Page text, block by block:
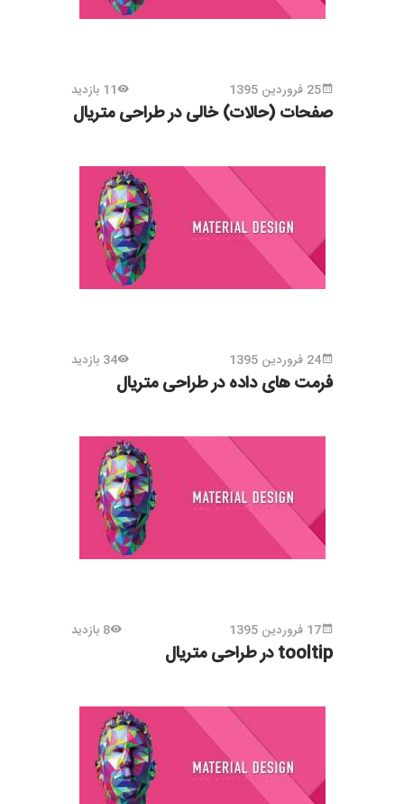
25 فروردین 1395 11 بازدید
صفحات (حالات) خالی در طراحی متریال
24 فروردین 1395 34 بازدید
فرمت های داده در طراحی متریال
17 فروردین 1395 8 بازدید
tooltip در طراحی متریال